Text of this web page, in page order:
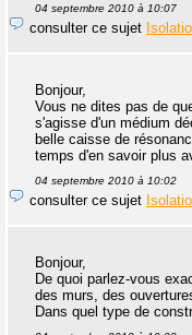
04 septembre 2010 à 10:07
consulter ce sujet
Bonjour,
Vous ne dites pas de
s'agisse d'un médium
belle caisse de
temps d'en savoir plus
04 septembre 2010 à 10:02
consulter ce sujet
Bonjour,
De quoi parlez-vous
des murs, des
Dans quel type de